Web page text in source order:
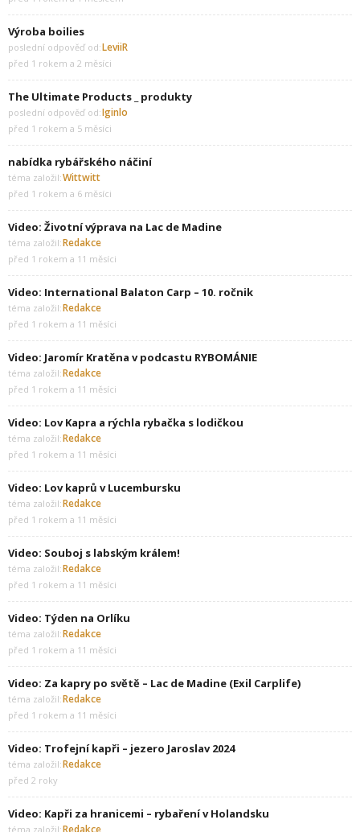
Výroba boilies
poslední odpověď od:LeviiR
před 1 rokem a 2 měsíci
The Ultimate Products _ produkty
poslední odpověď od:Iginlo
před 1 rokem a 5 měsíci
nabídka rybářského náčiní
téma založil:Wittwitt
před 1 rokem a 6 měsíci
Video: Životní výprava na Lac de Madine
téma založil:Redakce
před 1 rokem a 11 měsíci
Video: International Balaton Carp – 10. ročnik
téma založil:Redakce
před 1 rokem a 11 měsíci
Video: Jaromír Kratěna v podcastu RYBOMÁNIE
téma založil:Redakce
před 1 rokem a 11 měsíci
Video: Lov Kapra a rýchla rybačka s lodičkou
téma založil:Redakce
před 1 rokem a 11 měsíci
Video: Lov kaprů v Lucembursku
téma založil:Redakce
před 1 rokem a 11 měsíci
Video: Souboj s labským králem!
téma založil:Redakce
před 1 rokem a 11 měsíci
Video: Týden na Orlíku
téma založil:Redakce
před 1 rokem a 11 měsíci
Video: Za kapry po světě – Lac de Madine (Exil Carplife)
téma založil:Redakce
před 1 rokem a 11 měsíci
Video: Trofejní kapři – jezero Jaroslav 2024
téma založil:Redakce
před 2 roky
Video: Kapři za hranicemi – rybaření v Holandsku
téma založil:Redakce